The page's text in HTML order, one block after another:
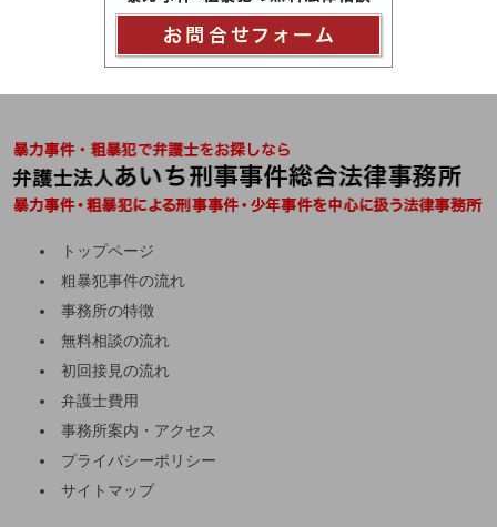
トップページ
粗暴犯事件の流れ
事務所の特徴
無料相談の流れ
初回接見の流れ
弁護士費用
事務所案内・アクセス
プライバシーポリシー
サイトマップ